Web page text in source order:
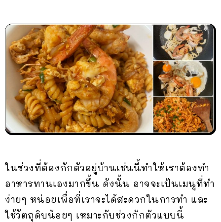
ในช่วงที่ต้องกักตัวอยู่บ้านเช่นนี้ทำให้เราต้องทำ
อาหารทานเองมากขึ้น ดังนั้น อาจจะเป้นเมนูที่ทำ
ง่ายๆ หน่อยเพื่อที่เราจะได้สะดวกในการทำ และ
ใช้วัตถุดิบน้อยๆ เหมาะกับช่วงกักตัวแบบนี้